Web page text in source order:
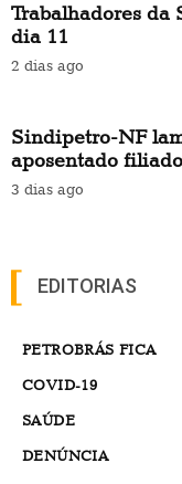
Trabalhadores da
dia 11
2 dias ago
Sindipetro-NF
aposentado
3 dias ago
EDITORIAS
PETROBRÁS FICA
COVID-19
SAÚDE
DENÚNCIA